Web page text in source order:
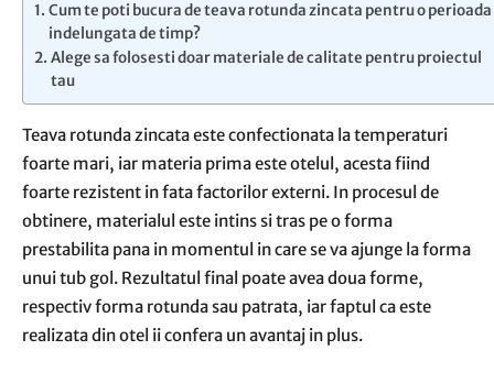
Cum te poti bucura de teava rotunda zincata pentru o perioada
indelungata de timp?
Alege sa folosesti doar materiale de calitate pentru proiectul
tau
Teava rotunda zincata este confectionata la temperaturi
foarte mari, iar materia prima este otelul, acesta fiind
foarte rezistent in fata factorilor externi. In procesul de
obtinere, materialul este intins si tras pe o forma
prestabilita pana in momentul in care se va ajunge la forma
unui tub gol. Rezultatul final poate avea doua forme,
respectiv forma rotunda sau patrata, iar faptul ca este
realizata din otel ii confera un avantaj in plus.